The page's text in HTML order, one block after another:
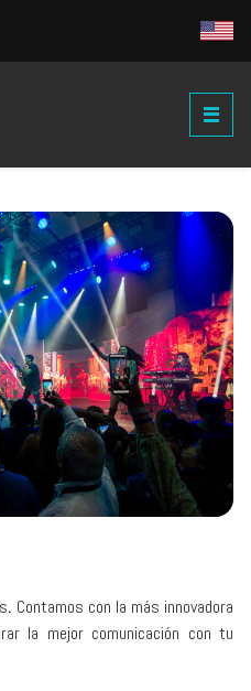
. Contamos con la más innovadora
la mejor comunicación con tu